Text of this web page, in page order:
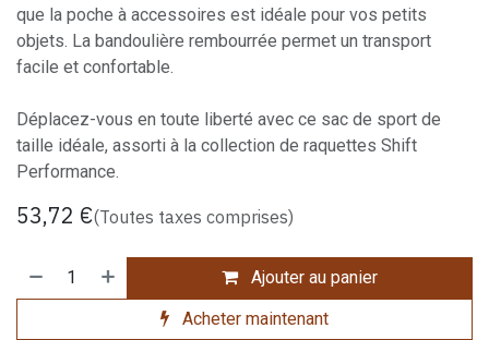
que la poche à accessoires est idéale pour vos petits
objets. La bandoulière rembourrée permet un transport
facile et confortable.
Déplacez-vous en toute liberté avec ce sac de sport de
taille idéale, assorti à la collection de raquettes Shift
Performance.
53,72 €(Toutes taxes comprises)
Ajouter au panier
Acheter maintenant